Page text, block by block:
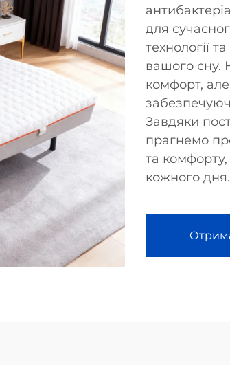
для
технології
вашого сну.
комфорт, але
Завдяки
прагнемо
та
кожного дня.